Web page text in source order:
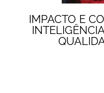
IMPACTO E